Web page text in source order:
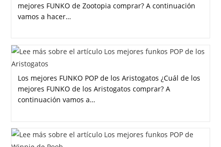
mejores FUNKO de Zootopia comprar? A continuación
vamos a hacer…
Los mejores FUNKO POP de los Aristogatos ¿Cuál de los
mejores FUNKO de los Aristogatos comprar? A
continuación vamos a…